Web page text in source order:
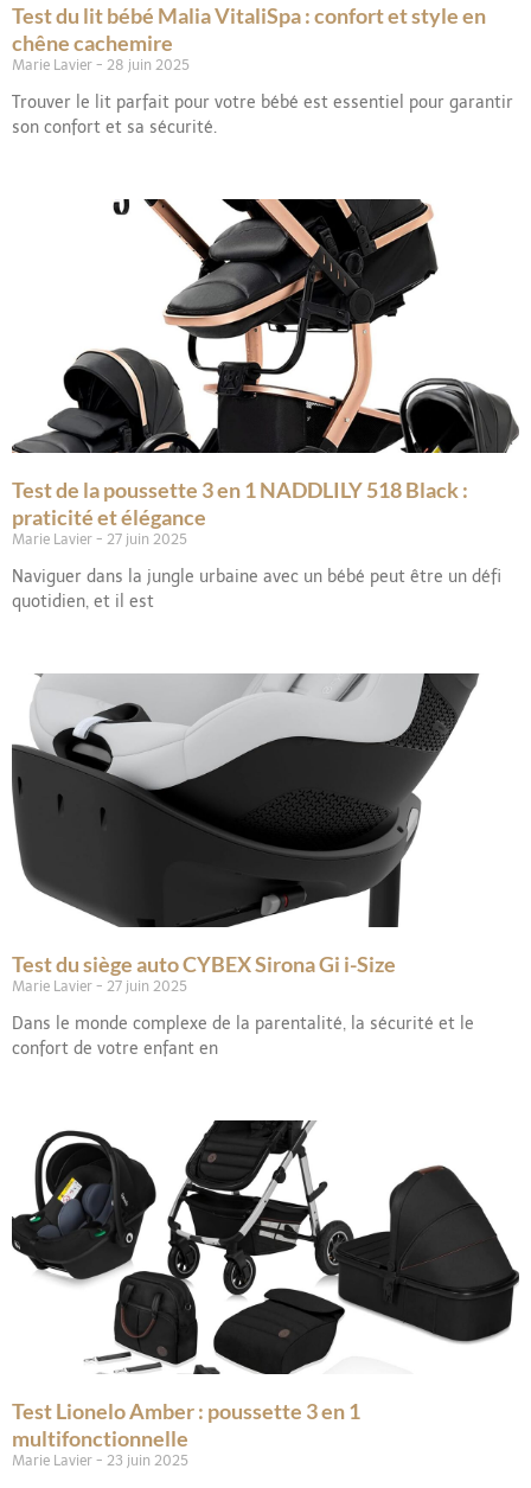
Test du lit bébé Malia VitaliSpa : confort et style en
chêne cachemire
Marie Lavier 28 juin 2025
Trouver le lit parfait pour votre bébé est essentiel pour garantir
son confort et sa sécurité.
Test de la poussette 3 en 1 NADDLILY 518 Black :
praticité et élégance
Marie Lavier 27 juin 2025
Naviguer dans la jungle urbaine avec un bébé peut être un défi
quotidien, et il est
Test du siège auto CYBEX Sirona Gi i-Size
Marie Lavier 27 juin 2025
Dans le monde complexe de la parentalité, la sécurité et le
confort de votre enfant en
Test Lionelo Amber : poussette 3 en 1
multifonctionnelle
Marie Lavier 23 juin 2025